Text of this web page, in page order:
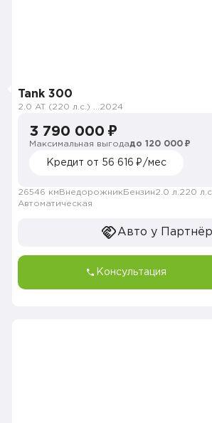
Tank 300
2024
3 790 000 ₽
Максимальная выгодадо 120 000 ₽
Кредит от 56 616 ₽/мес
26546 км Внедорожник Бензин2.0 л. 220 л.с.
Автоматическая
Авто у
Консультация